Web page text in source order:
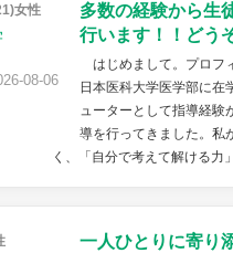
女性
08-06
多数の経験から生
行います！！どう
はじめまして。プロフ
日本医科大学医学部に在
ューターとして指導経験
導を行ってきました。私
く、「自分で考えて解ける力
一人ひとりに寄り